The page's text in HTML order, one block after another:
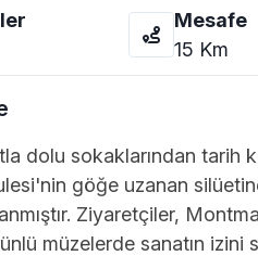
Mesafe
15 Km
dolu sokaklarından tarih
göğe uzanan
Ziyaretçiler,
müzelerde sanatın